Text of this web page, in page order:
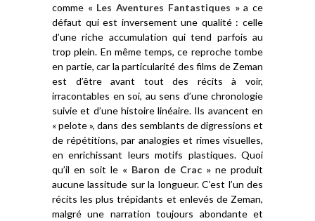
comme « Les Aventures Fantastiques »a ce
défaut qui est inversement une qualité : celle
d’une riche accumulation qui tend parfois au
trop plein. En même temps, ce reproche tombe
en partie, car la particularité des films de Zeman
est d’être avant tout des récits à voir,
irracontables en soi, au sens d’une chronologie
suivie et d’une histoire linéaire. Ils avancent en
« pelote », dans des semblants de digressions et
de répétitions, par analogies et rimes visuelles,
en enrichissant leurs motifs plastiques. Quoi
qu’il en soit le « Baron de Crac » ne produit
aucune lassitude sur la longueur. C’est l’un des
récits les plus trépidants et enlevés de Zeman,
malgré une narration toujours abondante et